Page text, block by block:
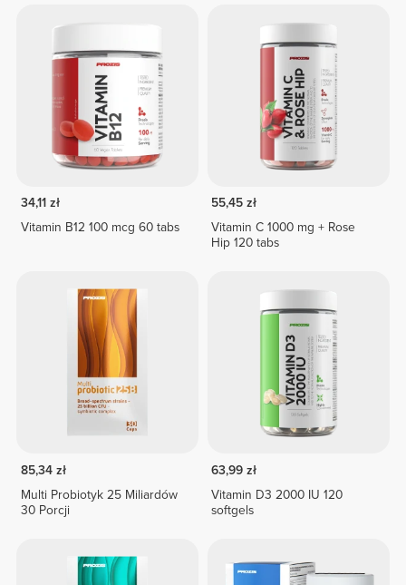
34,11 zł
Vitamin B12 100 mcg 60 tabs
55,45 zł
Vitamin C 1000 mg + Rose
Hip 120 tabs
85,34 zł
Multi Probiotyk 25 Miliardów
30 Porcji
63,99 zł
Vitamin D3 2000 IU 120
softgels